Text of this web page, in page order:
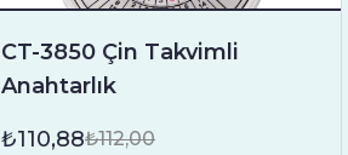
CT-3850 Çin Takvimli
Anahtarlık
₺110,88₺112,00